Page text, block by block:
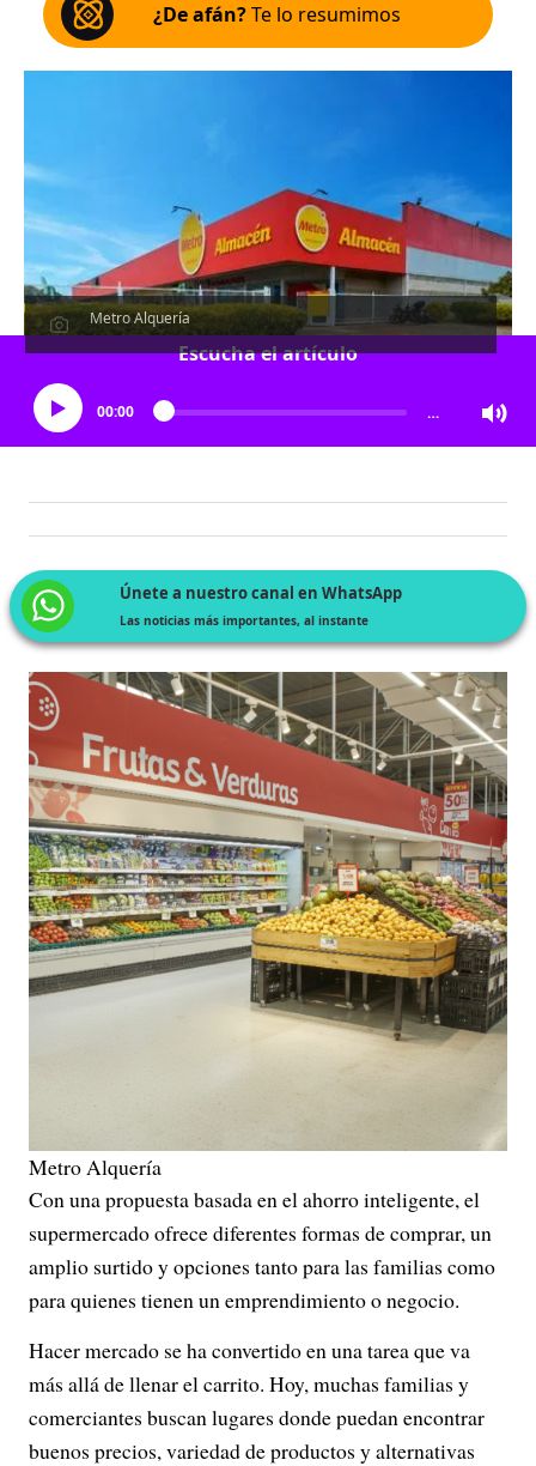
¿De afán?Te lo resumimos
Metro Alquería
Escucha el artículo
00:00 …
Únete a nuestro canal en WhatsApp
Las noticias más importantes, al instante
Metro Alquería
Con una propuesta basada en el ahorro inteligente, el
supermercado ofrece diferentes formas de comprar, un
amplio surtido y opciones tanto para las familias como
para quienes tienen un emprendimiento o negocio.
Hacer mercado se ha convertido en una tarea que va
más allá de llenar el carrito. Hoy, muchas familias y
comerciantes buscan lugares donde puedan encontrar
buenos precios, variedad de productos y alternativas